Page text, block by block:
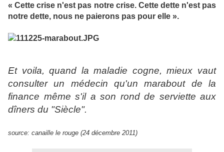
« Cette crise n'est pas notre crise. Cette dette n'est pas
notre dette, nous ne paierons pas pour elle ».
Et voila, quand la maladie cogne, mieux vaut
consulter un médecin qu'un marabout de la
finance même s'il a son rond de serviette aux
dîners du "Siècle".
source: canaille le rouge (24 décembre 2011)